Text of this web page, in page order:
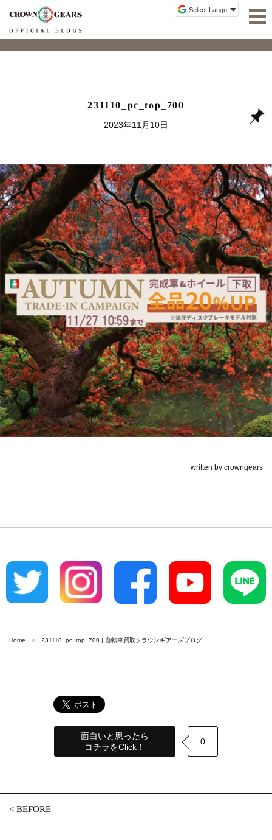
231110_pc_top_700
2023年11月10日
written by crowngears
Home 231110_pc_top_700 | 自転車買取クラウンギアーズブログ
面白いと思ったら
コチラをClick！
0
<BEFORE